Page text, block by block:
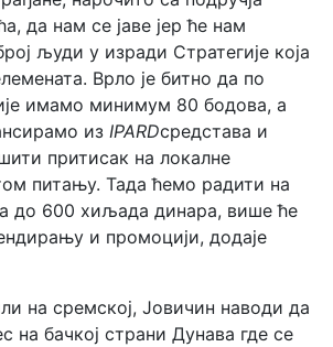
да нам се јаве јер ће нам
људи у изради Стратегије која
Врло је битно да по
имамо минимум 80 бодова, а
из IPARDсредстава и
притисак на локалне
питању. Тада ћемо радити на
до 600 хиљада динара, више ће
и промоцији, додаје
на сремској, Јовичин наводи да
на бачкој страни Дунава где се